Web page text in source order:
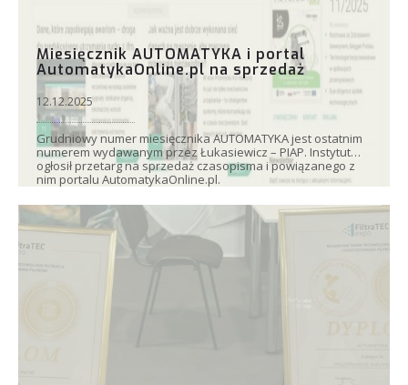
Miesięcznik AUTOMATYKA i portal
AutomatykaOnline.pl na sprzedaż
12.12.2025
Grudniowy numer miesięcznika AUTOMATYKA jest ostatnim
numerem wydawanym przez Łukasiewicz – PIAP. Instytut
ogłosił przetarg na sprzedaż czasopisma i powiązanego z
nim portalu AutomatykaOnline.pl.